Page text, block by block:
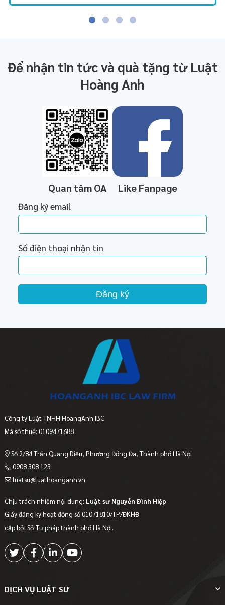
Để nhận tin tức và quà tặng từ Luật
Hoàng Anh
Quan tâm OA Like Fanpage
Đăng ký email
Số điện thoại nhận tin
Đăng ký
Công ty Luật TNHH HoangAnh IBC
Mã số thuế: 0109471688
Số 2/84 Trần Quang Diệu, Phường Đống Đa, Thành phố Hà Nội
0908 308 123
luatsu@luathoanganh.vn
Chịu trách nhiệm nội dung: Luật sư Nguyễn Đình Hiệp
Giấy đăng ký hoạt động số 01071810/TP/ĐKHĐ
cấp bởi Sở Tư pháp thành phố Hà Nội.
DỊCH VỤ LUẬT SƯ